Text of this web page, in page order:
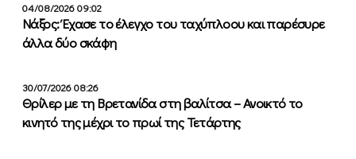
04/08/2026 09:02
Νάξος: Έχασε το έλεγχο του ταχύπλοου και παρέσυρε
άλλα δύο σκάφη
30/07/2026 08:26
Θρίλερ με τη Βρετανίδα στη βαλίτσα – Ανοικτό το
κινητό της μέχρι το πρωί της Τετάρτης